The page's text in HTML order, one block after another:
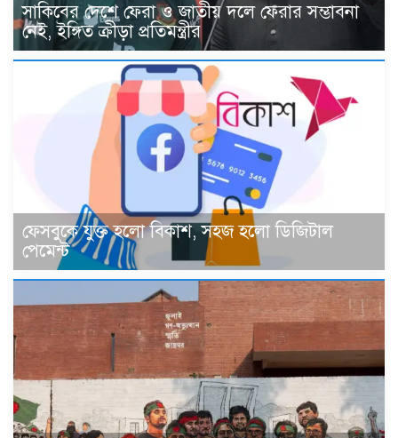
সাকিবের দেশে ফেরা ও জাতীয় দলে ফেরার সম্ভাবনা
নেই, ইঙ্গিত ক্রীড়া প্রতিমন্ত্রীর
ফেসবুকে যুক্ত হলো বিকাশ, সহজ হলো ডিজিটাল
পেমেন্ট